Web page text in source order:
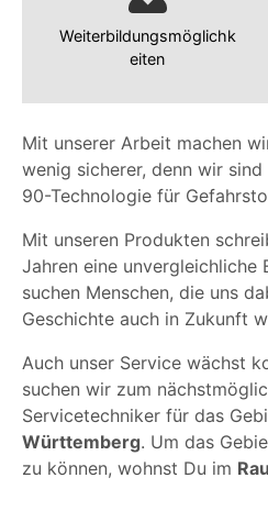
Mit unserer Arbeit machen
wenig sicherer, denn wir
90-Technologie für
Mit unseren Produkten
Jahren eine unvergleichliche
suchen Menschen, die uns
Geschichte auch in Zukunft
Auch unser Service wächst
suchen wir zum
Servicetechniker für das
Württemberg. Um das
zu können, wohnst Du im
Weiterbildungsmöglichk
eiten